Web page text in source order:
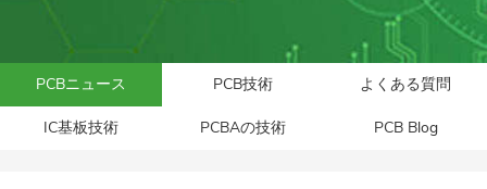
PCBニュース PCB技術 よくある質問
IC基板技術 PCBAの技術 PCB Blog